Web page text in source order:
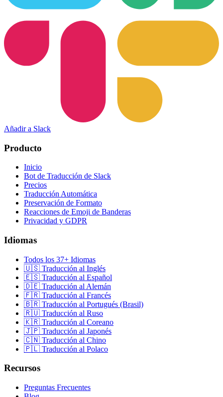
Añadir a Slack
Producto
Inicio
Bot de Traducción de Slack
Precios
Traducción Automática
Preservación de Formato
Reacciones de Emoji de Banderas
Privacidad y GDPR
Idiomas
Todos los 37+ Idiomas
🇺🇸 Traducción al Inglés
🇪🇸 Traducción al Español
🇩🇪 Traducción al Alemán
🇫🇷 Traducción al Francés
🇧🇷 Traducción al Portugués (Brasil)
🇷🇺 Traducción al Ruso
🇰🇷 Traducción al Coreano
🇯🇵 Traducción al Japonés
🇨🇳 Traducción al Chino
🇵🇱 Traducción al Polaco
Recursos
Preguntas Frecuentes